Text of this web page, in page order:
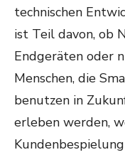
technischen
ist Teil davon, ob
Endgeräten oder
Menschen, die
benutzen in
erleben werden,